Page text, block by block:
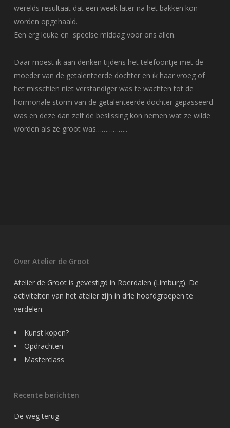
werelds resultaat dat een week later na het bakken kon
worden opgehaald.
Een erg leuke en speelse middag voor ons allen.
Daar moest ik aan denken tijdens het telefoontje met de
moeder van de getalenteerde dochter en ik haar vroeg of
het misschien niet verstandiger was te wachten tot de
hormonale storm van de getalenteerde dochter gepasseerd
was en deze dan zelf de beslissing kon nemen wat ze wilde
worden als ze groot was……………..
Over Atelier de Groot
Atelier de Groot is gevestigd in Roerdalen (Limburg). De
activiteiten van het atelier zijn in drie hoofdgroepen te
verdelen:
Kunst kopen?
Opdrachten
Masterclass
Recente berichten
De weg terug.